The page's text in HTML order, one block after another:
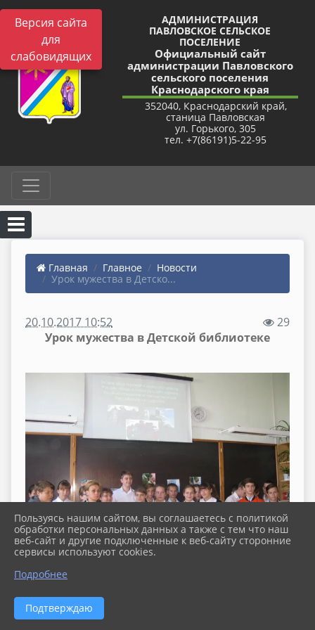
Версия сайта
для
слабовидящих
АДМИНИСТРАЦИЯ
ПАВЛОВСКОЕ СЕЛЬСКОЕ
ПОСЕЛЕНИЕ
Официальный сайт
администрации Павловского
сельского поселения
Краснодарского края
352040, Краснодарский край,
станица Павловская
ул. Горького, 305
тел. +7(86191)5-22-95
Главная Главное
Новости
Урок мужества в Детско...
20.10.2017 10:52
29
Урок мужества в Детской библиотеке
сельского поселения Черкасова И.Н провела урок
патриотизма и мужества «Они защищали
Отечество» для учащихся 6 «В» и 7 «Д» СОШ № 2 ст.
Пользуясь нашим сайтом, вы соглашаетесь с политикой
обработки персональных данных а также с тем что наш
веб-сайт и другие подключенные к веб-сайту сторонние
сервисы используют cookies.
Подробнее
Подтверждаю